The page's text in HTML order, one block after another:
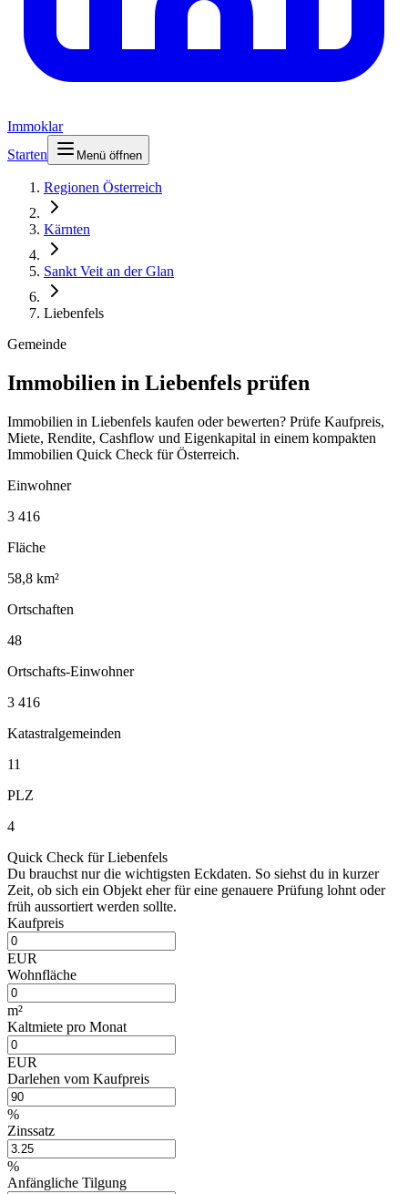
Immoklar
Starten
Menü öffnen
Regionen Österreich
Kärnten
Sankt Veit an der Glan
Liebenfels
Gemeinde
Immobilien in Liebenfels prüfen
Immobilien in Liebenfels kaufen oder bewerten? Prüfe Kaufpreis,
Miete, Rendite, Cashflow und Eigenkapital in einem kompakten
Immobilien Quick Check für Österreich.
Einwohner
3 416
Fläche
58,8 km²
Ortschaften
48
Ortschafts-Einwohner
3 416
Katastralgemeinden
11
PLZ
4
Quick Check für Liebenfels
Du brauchst nur die wichtigsten Eckdaten. So siehst du in kurzer
Zeit, ob sich ein Objekt eher für eine genauere Prüfung lohnt oder
früh aussortiert werden sollte.
Kaufpreis
EUR
Wohnfläche
m²
Kaltmiete pro Monat
EUR
Darlehen vom Kaufpreis
%
Zinssatz
%
Anfängliche Tilgung